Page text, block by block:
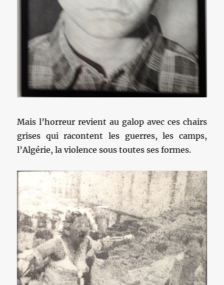
Mais l’horreur revient au galop avec ces chairs
grises qui racontent les guerres, les camps,
l’Algérie, la violence sous toutes ses formes.